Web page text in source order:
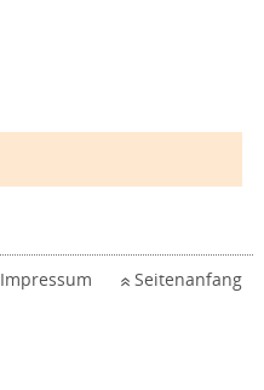
Impressum Seitenanfang